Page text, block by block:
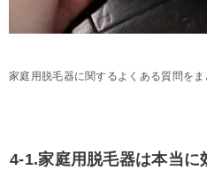
家庭用脱毛器に関するよくある質問をま
4-1.家庭用脱毛器は本当に